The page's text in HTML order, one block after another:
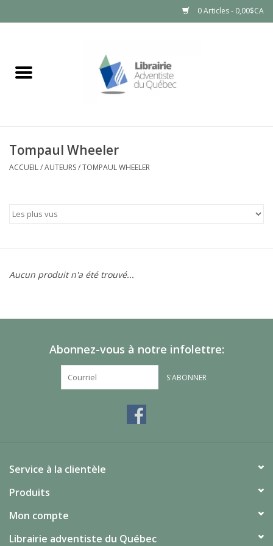
0 Articles - 0,00$CA
Tompaul Wheeler
ACCUEIL/AUTEURS/TOMPAUL WHEELER
Aucun produit n'a été trouvé...
Abonnez-vous à notre infolettre:
S'ABONNER
Service à la clientèle
Produits
Mon compte
Librairie adventiste du Québec